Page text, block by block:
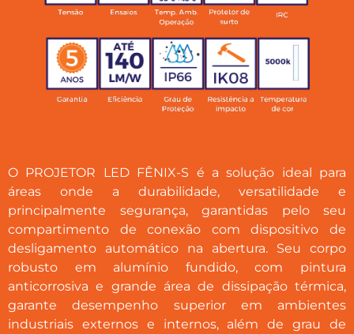
O PROJETOR LED FÊNIX-S é a solução ideal para
áreas onde a durabilidade, versatilidade e
principalmente segurança, garantidas pelo seu
compartimento de conexão com dispositivo de
desligamento automático na abertura. Seu corpo
robusto em alumínio fundido, com pintura
anticorrosiva e grande área de dissipação térmica,
garante desempenho superior em ambientes
industriais externos e internos, além de grau de